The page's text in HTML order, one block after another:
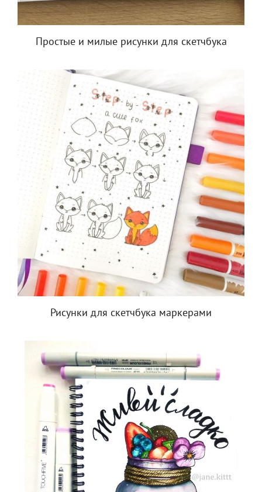
Простые и милые рисунки для скетчбука
Рисунки для скетчбука маркерами